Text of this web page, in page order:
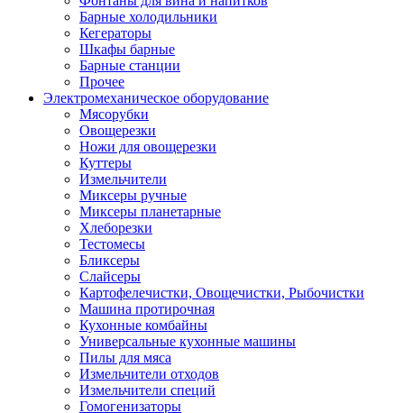
Барные холодильники
Кегераторы
Шкафы барные
Барные станции
Прочее
Электромеханическое оборудование
Мясорубки
Овощерезки
Ножи для овощерезки
Куттеры
Измельчители
Миксеры ручные
Миксеры планетарные
Хлеборезки
Тестомесы
Бликсеры
Слайсеры
Картофелечистки, Овощечистки, Рыбочистки
Машина протирочная
Кухонные комбайны
Универсальные кухонные машины
Пилы для мяса
Измельчители отходов
Измельчители специй
Гомогенизаторы